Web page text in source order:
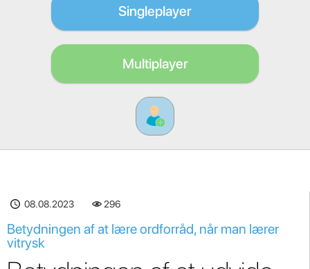
Singleplayer
Multiplayer
08.08.2023 296
Betydningen af ​​at lære ordforråd, når man lærer
vitrysk